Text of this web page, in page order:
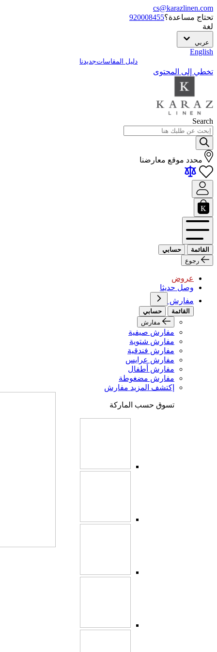
cs@karazlinen.com
تحتاج مساعدة؟920008455
لغة
عربي
English
دليل المقاساتجديدنا
تخطي إلى المحتوى
Search
محدد موقع معارضنا
القائمة
حسابي
رجوع
عروض
وصل حديثا
مفارش
القائمة
حسابي
مفارش
مفارش صيفية
مفارش شتوية
مفارش فندقية
مفارش عرايس
مفارش أطفال
مفارش مضغوطة
إكتشف المزيد مفارش
تسوق حسب الماركة